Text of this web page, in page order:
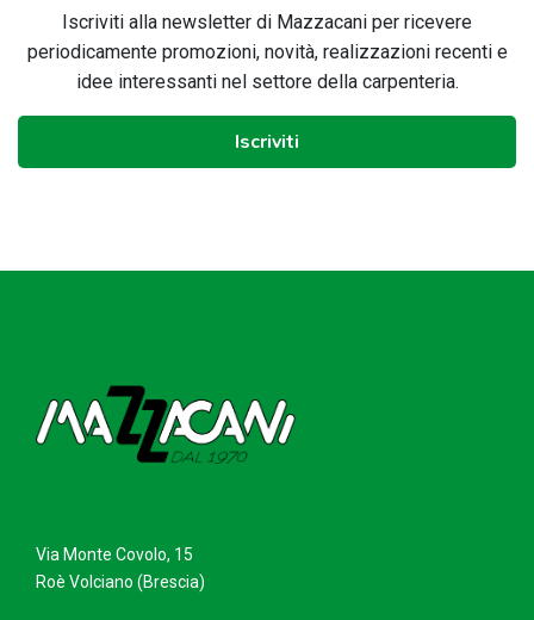
Iscriviti alla newsletter di Mazzacani per ricevere
periodicamente promozioni, novità, realizzazioni recenti e
idee interessanti nel settore della carpenteria.
Iscriviti
Via Monte Covolo, 15
Roè Volciano (Brescia)